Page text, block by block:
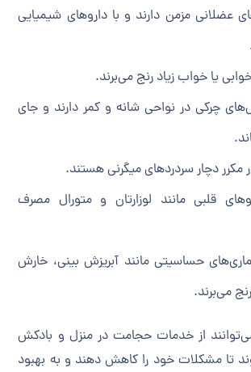
عضلانی مزمن دارند و با داروهای شیمیایی
یا خواب زیاد رنج می‌برند.
چرکی در نواحی شانه و کمر دارند و جای
مکرر دچار سردردهای میگرنی هستند.
قلبی مانند لوزارتان و متورال مصرف
حساسیتی مانند آبریزش بینی، خارش
می‌برند.
از خدمات حجامت در منزل و بادکش
تا مشکلات خود را کاهش دهند و به بهبود